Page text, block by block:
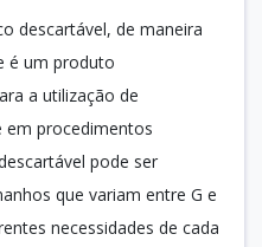
descartável, de maneira
é um produto
a utilização de
em procedimentos
pode ser
que variam entre G e
necessidades de cada